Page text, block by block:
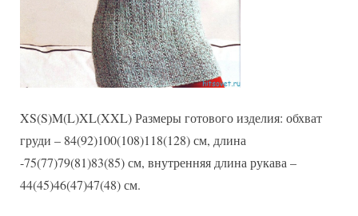
XS(S)M(L)XL(XXL) Размеры готового изделия: обхват
груди – 84(92)100(108)118(128) см, длина
-75(77)79(81)83(85) см, внутренняя длина рукава –
44(45)46(47)47(48) см.